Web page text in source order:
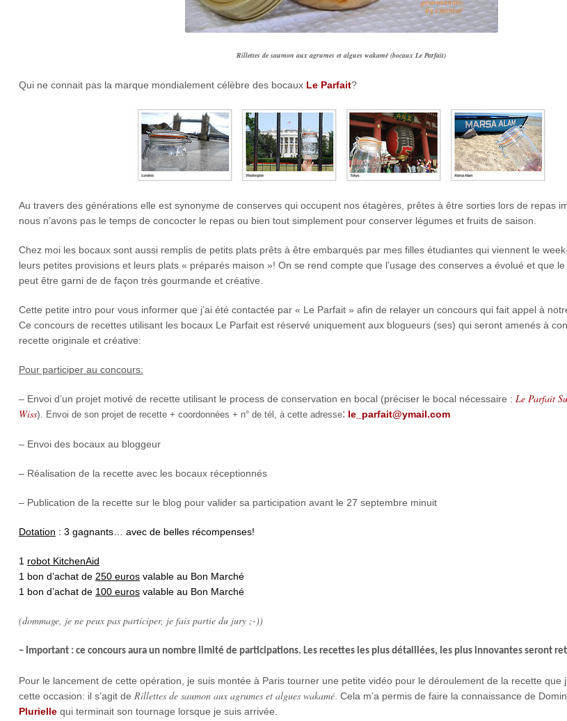
Rillettes de saumon aux agrumes et algues wakamé (bocaux Le Parfait)
Qui ne connait pas la marque mondialement célèbre des bocaux Le Parfait?
Au travers des générations elle est synonyme de conserves qui occupent nos étagères, prêtes à être sorties lors de repas
nous n’avons pas le temps de concocter le repas ou bien tout simplement pour conserver légumes et fruits de saison.
Chez moi les bocaux sont aussi remplis de petits plats prêts à être embarqués par mes filles étudiantes qui viennent le
leurs petites provisions et leurs plats « préparés maison »! On se rend compte que l’usage des conserves a évolué et que
peut être garni de de façon très gourmande et créative.
Cette petite intro pour vous informer que j’ai été contactée par « Le Parfait » afin de relayer un concours qui fait appel à
Ce concours de recettes utilisant les bocaux Le Parfait est réservé uniquement aux blogueurs (ses) qui seront amenés à
recette originale et créative:
Pour participer au concours:
– Envoi d’un projet motivé de recette utilisant le process de conservation en bocal (préciser le bocal nécessaire : Le Parfait
Wiss). Envoi de son projet de recette + coordonnées + n° de tél, à cette adresse: le_parfait@ymail.com
– Envoi des bocaux au bloggeur
– Réalisation de la recette avec les bocaux réceptionnés
– Publication de la recette sur le blog pour valider sa participation avant le 27 septembre minuit
Dotation : 3 gagnants… avec de belles récompenses!
1 robot KitchenAid
1 bon d’achat de 250 eurosvalable au Bon Marché
1 bon d’achat de 100 eurosvalable au Bon Marché
(dommage, je ne peux pas participer, je fais partie du jury ;-))
– Important : ce concours aura un nombre limité de participations. Les recettes les plus détaillées, les plus innovantes seront
Pour le lancement de cette opération, je suis montée à Paris tourner une petite vidéo pour le déroulement de la recette que
cette occasion: il s’agit de Rillettes de saumon aux agrumes et algues wakamé. Cela m’a permis de faire la connaissance de
Pluriellequi terminait son tournage lorsque je suis arrivée.